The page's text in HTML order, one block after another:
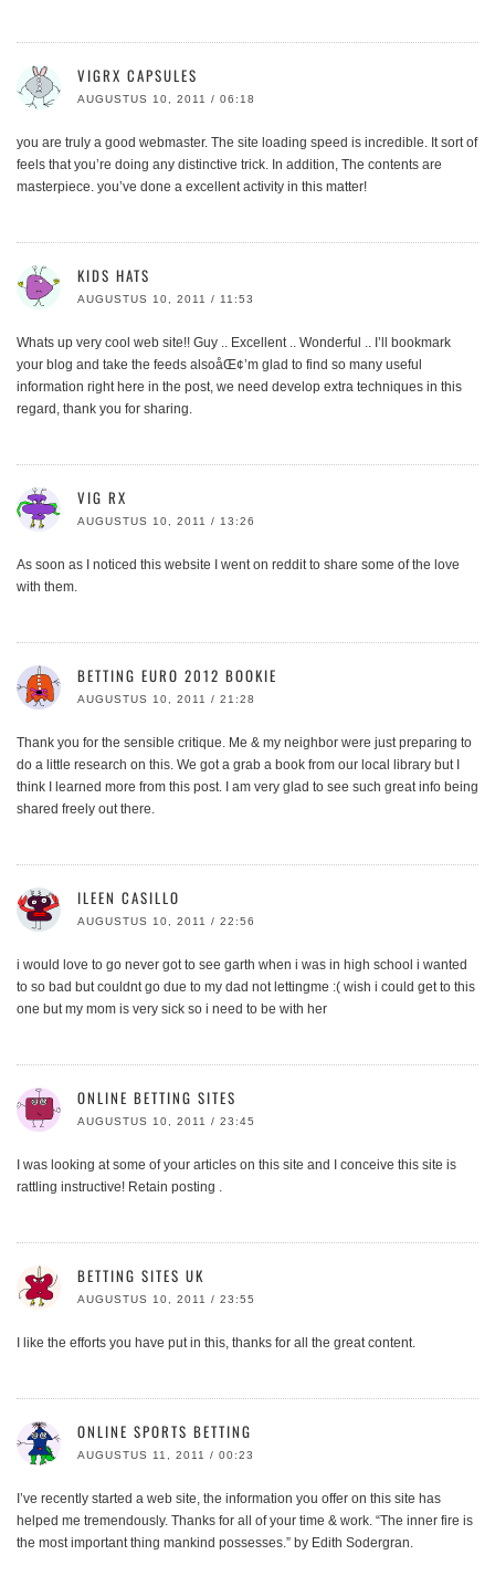
VIGRX CAPSULES
AUGUSTUS 10, 2011 / 06:18
you are truly a good webmaster. The site loading speed is incredible. It sort of
feels that you’re doing any distinctive trick. In addition, The contents are
masterpiece. you’ve done a excellent activity in this matter!
KIDS HATS
AUGUSTUS 10, 2011 / 11:53
Whats up very cool web site!! Guy .. Excellent .. Wonderful .. I’ll bookmark
your blog and take the feeds alsoåŒ¢’m glad to find so many useful
information right here in the post, we need develop extra techniques in this
regard, thank you for sharing.
VIG RX
AUGUSTUS 10, 2011 / 13:26
As soon as I noticed this website I went on reddit to share some of the love
with them.
BETTING EURO 2012 BOOKIE
AUGUSTUS 10, 2011 / 21:28
Thank you for the sensible critique. Me & my neighbor were just preparing to
do a little research on this. We got a grab a book from our local library but I
think I learned more from this post. I am very glad to see such great info being
shared freely out there.
ILEEN CASILLO
AUGUSTUS 10, 2011 / 22:56
i would love to go never got to see garth when i was in high school i wanted
to so bad but couldnt go due to my dad not lettingme :( wish i could get to this
one but my mom is very sick so i need to be with her
ONLINE BETTING SITES
AUGUSTUS 10, 2011 / 23:45
I was looking at some of your articles on this site and I conceive this site is
rattling instructive! Retain posting .
BETTING SITES UK
AUGUSTUS 10, 2011 / 23:55
I like the efforts you have put in this, thanks for all the great content.
ONLINE SPORTS BETTING
AUGUSTUS 11, 2011 / 00:23
I’ve recently started a web site, the information you offer on this site has
helped me tremendously. Thanks for all of your time & work. “The inner fire is
the most important thing mankind possesses.” by Edith Sodergran.